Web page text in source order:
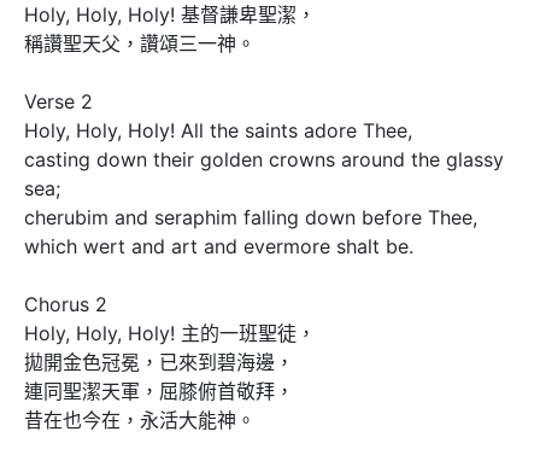
Holy, Holy, Holy! 基督謙卑聖潔，
稱讚聖天父，讚頌三一神。
Verse 2
Holy, Holy, Holy! All the saints adore Thee,
casting down their golden crowns around the glassy
sea;
cherubim and seraphim falling down before Thee,
which wert and art and evermore shalt be.
Chorus 2
Holy, Holy, Holy! 主的一班聖徒，
拋開金色冠冕，已來到碧海邊，
連同聖潔天軍，屈膝俯首敬拜，
昔在也今在，永活大能神。